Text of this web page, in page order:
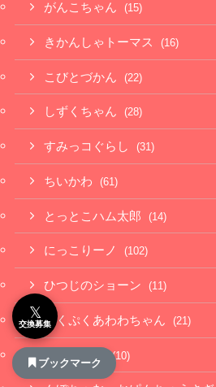
がんこちゃん (15)
きかんしゃトーマス (16)
こびとづかん (22)
しずくちゃん (28)
すみっコぐらし (31)
ちいかわ (61)
とっとこハム太郎 (14)
にっこりーノ (102)
ひつじのショーン (11)
ぷくぷくあわわちゃん (21)
もちにゃみ (10)
𝕏
交換募集
ブックマーク